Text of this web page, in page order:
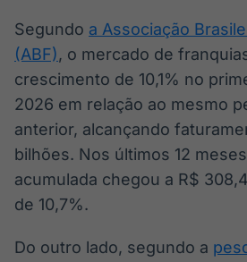
Segundo a Associação
(ABF), o mercado de
crescimento de 10,1% no
2026 em relação ao mesmo
anterior, alcançando
bilhões. Nos últimos 12
acumulada chegou a R$
de 10,7%.
Do outro lado, segundo a